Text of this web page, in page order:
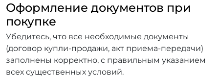
Оформление документов при
покупке
Убедитесь, что все необходимые документы
(договор купли-продажи, акт приема-передачи)
заполнены корректно, с правильным указанием
всех существенных условий.